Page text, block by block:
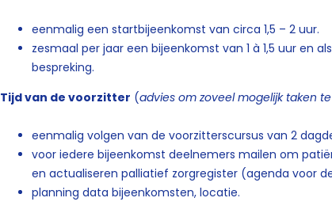
eenmalig een startbijeenkomst van circa 1,5 – 2 uur.
zesmaal per jaar een bijeenkomst van 1 à 1,5 uur en
bespreking.
Tijd van de voorzitter (advies om zoveel mogelijk taken
eenmalig volgen van de voorzitterscursus van 2
voor iedere bijeenkomst deelnemers mailen om
en actualiseren palliatief zorgregister (agenda voor
planning data bijeenkomsten, locatie.